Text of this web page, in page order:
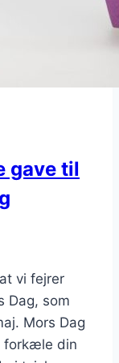
gave til
vi fejrer
Dag, som
Mors Dag
forkæle din